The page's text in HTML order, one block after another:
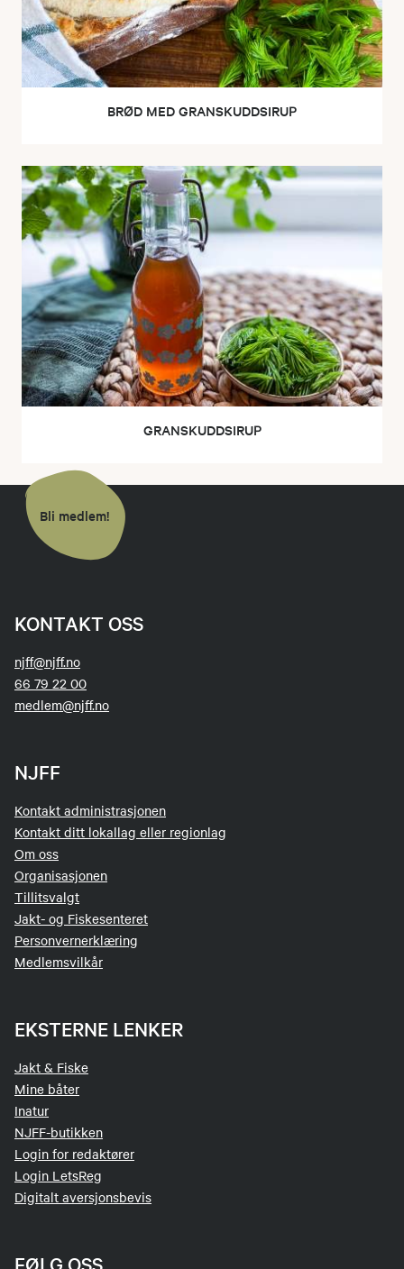
BRØD MED GRANSKUDDSIRUP
GRANSKUDDSIRUP
Bli medlem!
KONTAKT OSS
njff@njff.no
66 79 22 00
medlem@njff.no
NJFF
Kontakt administrasjonen
Kontakt ditt lokallag eller regionlag
Om oss
Organisasjonen
Tillitsvalgt
Jakt- og Fiskesenteret
Personvernerklæring
Medlemsvilkår
EKSTERNE LENKER
Jakt & Fiske
Mine båter
Inatur
NJFF-butikken
Login for redaktører
Login LetsReg
Digitalt aversjonsbevis
FØLG OSS